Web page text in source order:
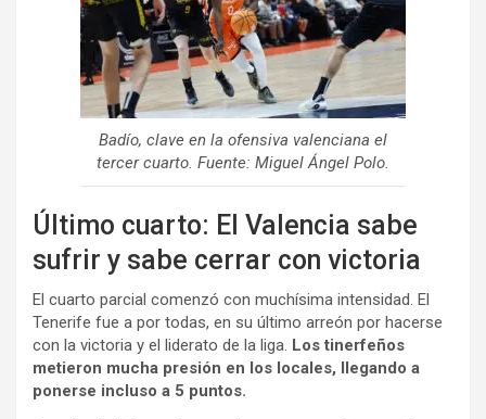
Badío, clave en la ofensiva valenciana el
tercer cuarto. Fuente: Miguel Ángel Polo.
Último cuarto: El Valencia sabe
sufrir y sabe cerrar con victoria
El cuarto parcial comenzó con muchísima intensidad. El
Tenerife fue a por todas, en su último arreón por hacerse
con la victoria y el liderato de la liga. Los tinerfeños
metieron mucha presión en los locales, llegando a
ponerse incluso a 5 puntos.